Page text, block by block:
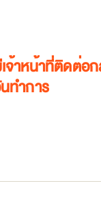
จ้าหน้าที่ติดต่อ
ทำการ